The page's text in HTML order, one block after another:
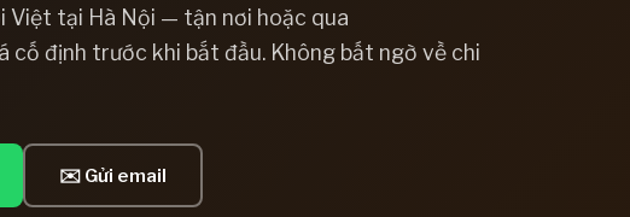
Việt tại Hà Nội — tận nơi hoặc qua
cố định trước khi bắt đầu. Không bất ngờ về chi
✉️ Gửi email